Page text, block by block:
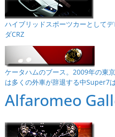
ハイブリッドスポーツカーとして
ダCRZ
ケータハムのブース。2009年の東
は多くの外車が辞退する中Super7
Alfaromeo